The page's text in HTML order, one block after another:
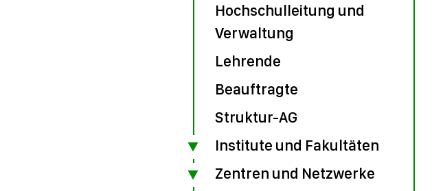
Hochschulleitung und
Verwaltung
Lehrende
Beauftragte
Struktur-AG
Institute und Fakultäten
Zentren und Netzwerke